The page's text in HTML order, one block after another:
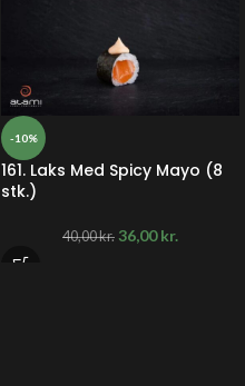
-10%
161. Laks Med Spicy Mayo (8
stk.)
40,00kr. 36,00kr.